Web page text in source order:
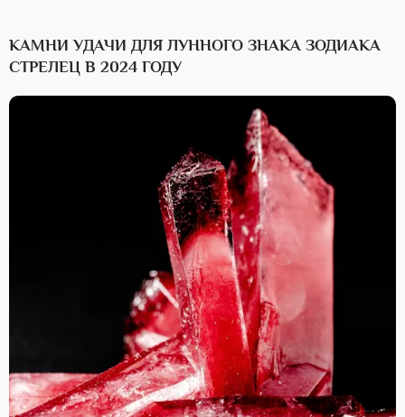
КАМНИ УДАЧИ ДЛЯ ЛУННОГО ЗНАКА ЗОДИАКА
СТРЕЛЕЦ В 2024 ГОДУ